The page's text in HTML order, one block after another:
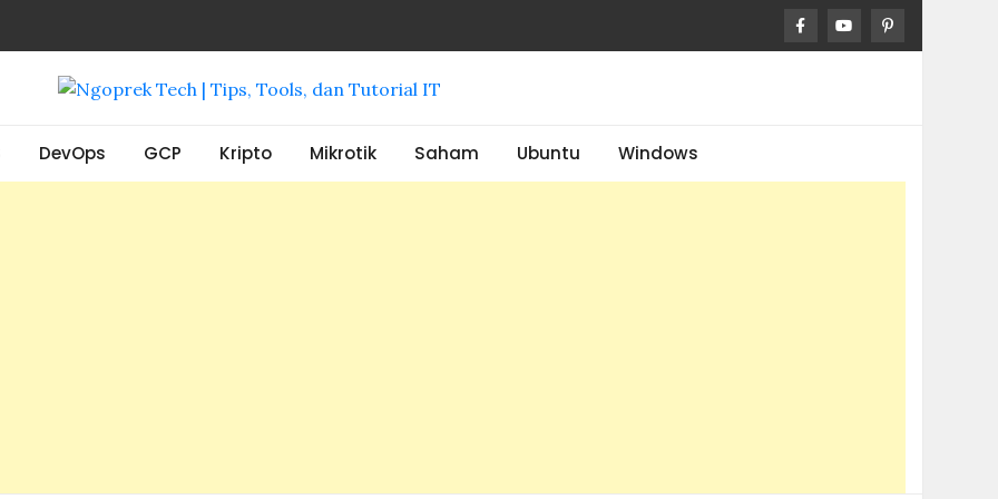
Tools, dan Tutorial IT
DevOps GCP Kripto Mikrotik Saham Ubuntu Windows